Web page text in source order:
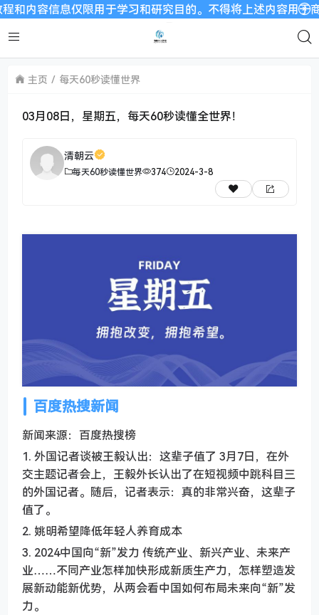
信息仅限用于学习和研究目的。不得将上述内容用于商业
主页 每天60秒读懂世界
03月08日，星期五，每天60秒读懂全世界！
清朝云
每天60秒读懂世界 374 2024-3-8
百度热搜新闻
新闻来源：百度热搜榜
1. 外国记者谈被王毅认出：这辈子值了 3月7日，在外
交主题记者会上，王毅外长认出了在短视频中跳科目三
的外国记者。随后，记者表示：真的非常兴奋，这辈子
值了。
2. 姚明希望降低年轻人养育成本
3. 2024中国向“新”发力 传统产业、新兴产业、未来产
业……不同产业怎样加快形成新质生产力，怎样塑造发
展新动能新优势，从两会看中国如何布局未来向“新”发
力。